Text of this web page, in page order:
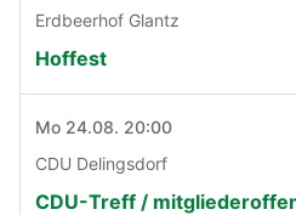
Erdbeerhof Glantz
Hoffest
Mo 24.08. 20:00
CDU Delingsdorf
CDU-Treff /